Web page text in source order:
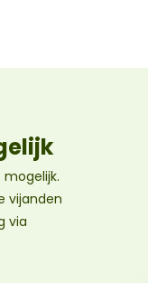
vijanden
via